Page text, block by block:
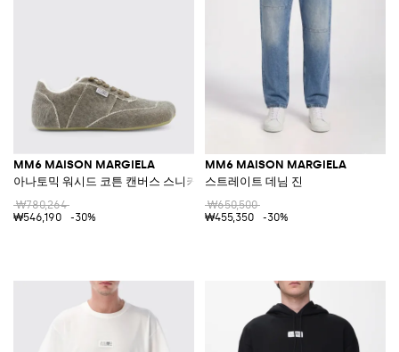
MM6 MAISON MARGIELA
아나토믹 워시드 코튼 캔버스 스니커즈
₩780,264
₩546,190
-30%
MM6 MAISON MARGIELA
스트레이트 데님 진
₩650,500
₩455,350
-30%